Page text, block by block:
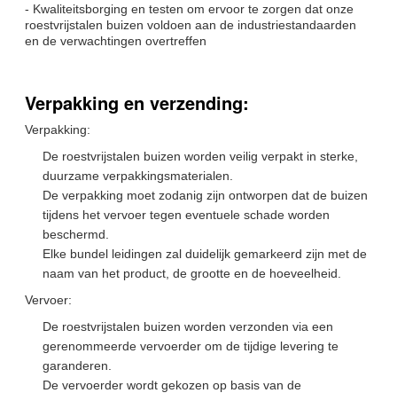
- Kwaliteitsborging en testen om ervoor te zorgen dat onze
roestvrijstalen buizen voldoen aan de industriestandaarden
en de verwachtingen overtreffen
Verpakking en verzending:
Verpakking:
De roestvrijstalen buizen worden veilig verpakt in sterke,
duurzame verpakkingsmaterialen.
De verpakking moet zodanig zijn ontworpen dat de buizen
tijdens het vervoer tegen eventuele schade worden
beschermd.
Elke bundel leidingen zal duidelijk gemarkeerd zijn met de
naam van het product, de grootte en de hoeveelheid.
Vervoer:
De roestvrijstalen buizen worden verzonden via een
gerenommeerde vervoerder om de tijdige levering te
garanderen.
De vervoerder wordt gekozen op basis van de